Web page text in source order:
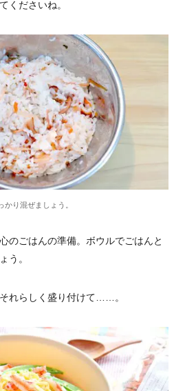
くださいね。
かり混ぜましょう。
のごはんの準備。ボウルでごはんと
う。
れらしく盛り付けて……。